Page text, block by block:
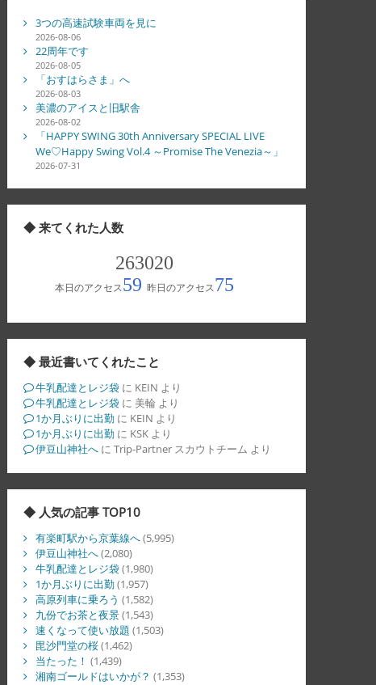
3つの高速試験車両を見に
2026-08-06
22周年です
2026-08-05
「おすはらさま」へ
2026-08-03
美濃のアイスと旧駅舎
2026-08-02
「HAPPY SWING 30th Anniversary SPECIAL LIVE
We♡Happy Swing Vol.4 ～Promise The Venezia～」
2026-07-31
◆ 来てくれた人数
◆ 最近書いてくれたこと
牛乳配達とレジ袋に KEIN より
牛乳配達とレジ袋に 美輪より
1か月ぶりに出勤に KEIN より
1か月ぶりに出勤に KSKより
伊豆山神社へに Trip-Partner スカウトチーム より
◆ 人気の記事 TOP10
有楽町駅から京葉線へ(5,995)
伊豆山神社へ(2,080)
牛乳配達とレジ袋(1,980)
1か月ぶりに出勤(1,957)
高原列車に乗ろう (1,582)
九份でお茶と夜景(1,543)
速くなって使い放題 (1,503)
毘沙門堂の桜(1,462)
当たった！ (1,439)
湘南ゴールドはいかが？ (1,353)